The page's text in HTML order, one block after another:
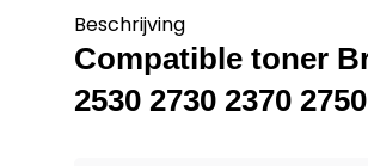
Beschrijving
Compatible toner
2530 2730 2370 2750